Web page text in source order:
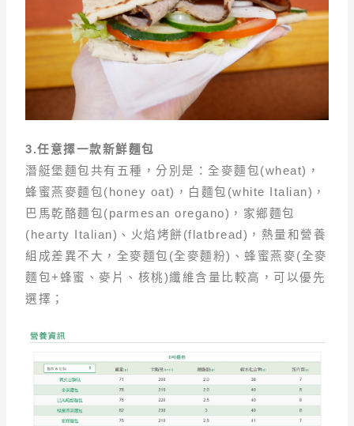
3.任意擇一款新鮮麵包
潛艇堡麵包共有五種，分別是：全麥麵包(wheat)，
蜂蜜燕麥麵包(honey oat)，白麵包(white Italian)，
巴馬乾酪麵包(parmesan oregano)，家鄉麵包
(hearty Italian)、火焰烤餅(flatbread)，熱量和營養
組成差異不大，全麥麵包(全麥麵粉)、蜂蜜燕麥(全麥
麵包+蜂蜜、麥片、核桃)纖維含量比較高，可以優先
選擇；